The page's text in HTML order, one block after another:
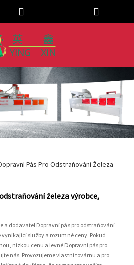
Pás Pro Odstraňování Železa
železa výrobce,
a dodavatel Dopravní pás pro odstraňování
služby a rozumné ceny. Pokud
nízkou cenu a levné Dopravní pás pro
nás. Provozujeme vlastní továrnu a pro